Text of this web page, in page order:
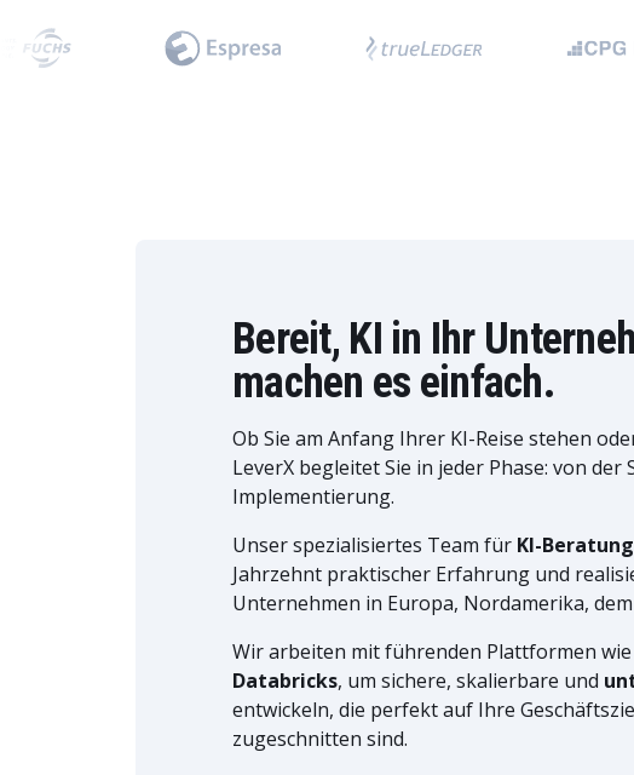
Bereit, KI in Ihr
machen es einfach.
Ob Sie am Anfang Ihrer KI-Reise stehen
LeverX begleitet Sie in jeder Phase: von
Implementierung.
Unser spezialisiertes Team für KI-
Jahrzehnt praktischer Erfahrung und
Unternehmen in Europa, Nordamerika,
Wir arbeiten mit führenden Plattformen wie
Databricks, um sichere, skalierbare und
entwickeln, die perfekt auf Ihre
zugeschnitten sind.